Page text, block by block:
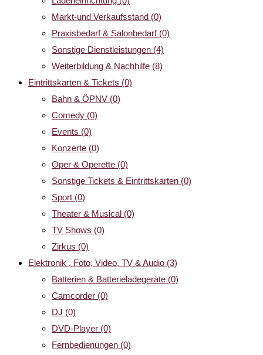
Markt-und Verkaufsstand (0)
Praxisbedarf & Salonbedarf (0)
Sonstige Dienstleistungen (4)
Weiterbildung & Nachhilfe (8)
Eintrittskarten & Tickets (0)
Bahn & ÖPNV (0)
Comedy (0)
Events (0)
Konzerte (0)
Oper & Operette (0)
Sonstige Tickets & Eintrittskarten (0)
Sport (0)
Theater & Musical (0)
TV Shows (0)
Zirkus (0)
Elektronik , Foto, Video, TV & Audio (3)
Batterien & Batterieladegeräte (0)
Camcorder (0)
DJ (0)
DVD-Player (0)
Fernbedienungen (0)